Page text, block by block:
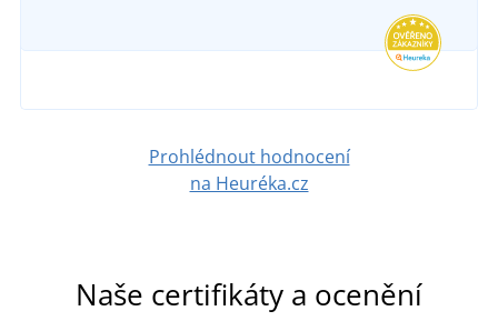
592 Kč
Prohlédnout hodnocení
na Heuréka.cz
Naše certifikáty a ocenění